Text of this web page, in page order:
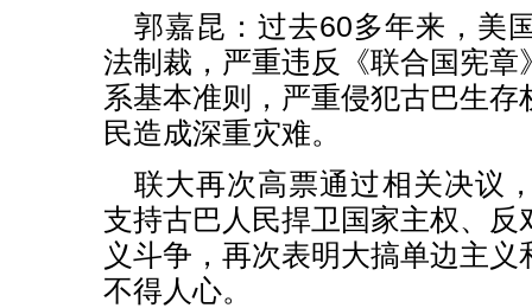
郭嘉昆：过去60多年来，美
法制裁，严重违反《联合国宪章
系基本准则，严重侵犯古巴生
民造成深重灾难。
联大再次高票通过相关决议
支持古巴人民捍卫国家主权、反
义斗争，再次表明大搞单边主
不得人心。